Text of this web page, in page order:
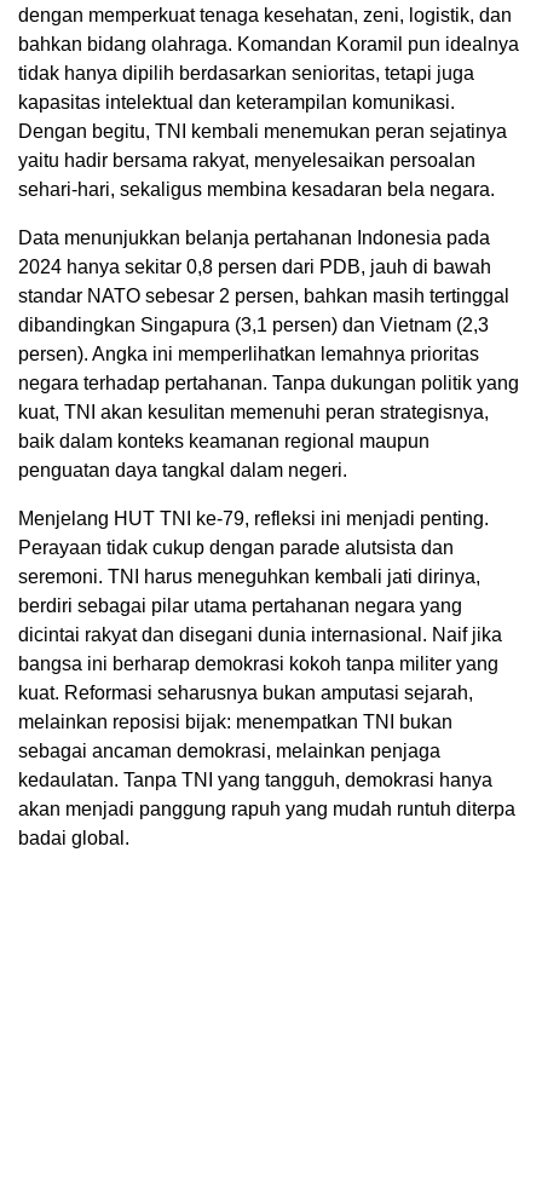
dengan memperkuat tenaga kesehatan, zeni, logistik, dan
bahkan bidang olahraga. Komandan Koramil pun idealnya
tidak hanya dipilih berdasarkan senioritas, tetapi juga
kapasitas intelektual dan keterampilan komunikasi.
Dengan begitu, TNI kembali menemukan peran sejatinya
yaitu hadir bersama rakyat, menyelesaikan persoalan
sehari-hari, sekaligus membina kesadaran bela negara.
Data menunjukkan belanja pertahanan Indonesia pada
2024 hanya sekitar 0,8 persen dari PDB, jauh di bawah
standar NATO sebesar 2 persen, bahkan masih tertinggal
dibandingkan Singapura (3,1 persen) dan Vietnam (2,3
persen). Angka ini memperlihatkan lemahnya prioritas
negara terhadap pertahanan. Tanpa dukungan politik yang
kuat, TNI akan kesulitan memenuhi peran strategisnya,
baik dalam konteks keamanan regional maupun
penguatan daya tangkal dalam negeri.
Menjelang HUT TNI ke-79, refleksi ini menjadi penting.
Perayaan tidak cukup dengan parade alutsista dan
seremoni. TNI harus meneguhkan kembali jati dirinya,
berdiri sebagai pilar utama pertahanan negara yang
dicintai rakyat dan disegani dunia internasional. Naif jika
bangsa ini berharap demokrasi kokoh tanpa militer yang
kuat. Reformasi seharusnya bukan amputasi sejarah,
melainkan reposisi bijak: menempatkan TNI bukan
sebagai ancaman demokrasi, melainkan penjaga
kedaulatan. Tanpa TNI yang tangguh, demokrasi hanya
akan menjadi panggung rapuh yang mudah runtuh diterpa
badai global.